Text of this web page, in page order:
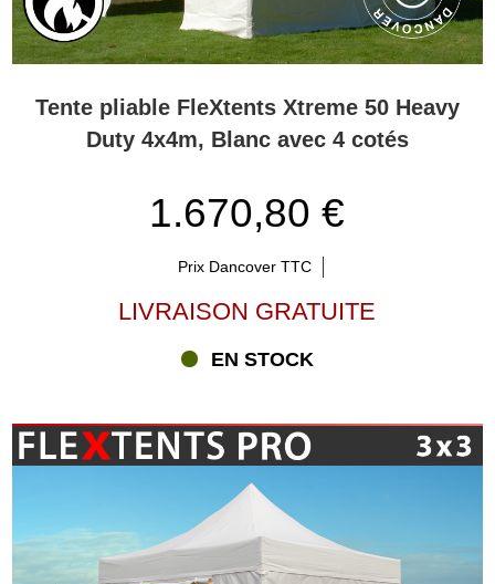
Tente pliable FleXtents Xtreme 50 Heavy
Duty 4x4m, Blanc avec 4 cotés
1.670,80 €
Prix Dancover TTC
LIVRAISON GRATUITE
EN STOCK